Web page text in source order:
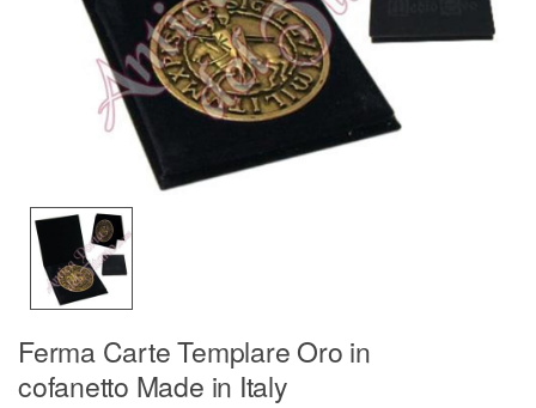
Ferma Carte Templare Oro in
cofanetto Made in Italy